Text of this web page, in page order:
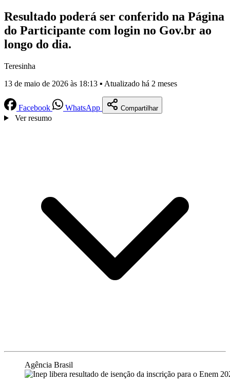
Resultado poderá ser conferido na Página
do Participante com login no Gov.br ao
longo do dia.
Teresinha
13 de maio de 2026 às 18:13 ▪ Atualizado há 2 meses
Facebook WhatsApp Compartilhar
Ver resumo
Agência Brasil